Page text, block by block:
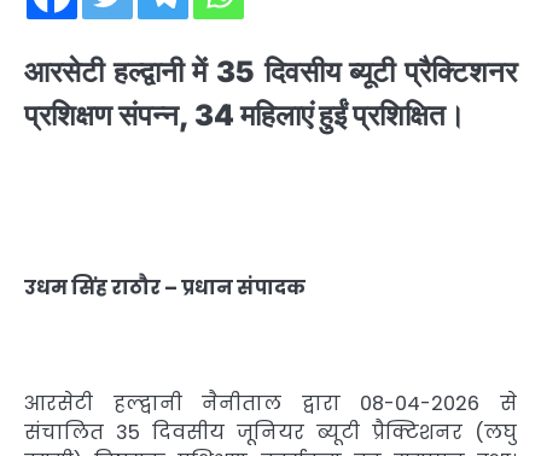
आरसेटी हल्द्वानी में 35 दिवसीय ब्यूटी प्रैक्टिशनर
प्रशिक्षण संपन्न, 34 महिलाएं हुईं प्रशिक्षित।
उधम सिंह राठौर – प्रधान संपादक
आरसेटी हल्द्वानी नैनीताल द्वारा 08-04-2026 से
संचालित 35 दिवसीय जूनियर ब्यूटी प्रैक्टिशनर (लघु